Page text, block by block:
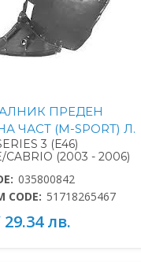
ПРЕДЕН
ЧАСТ (M-SPORT) Л.
3 (E46)
CABRIO (2003 - 2006)
035800842
CODE: 51718265467
лв.